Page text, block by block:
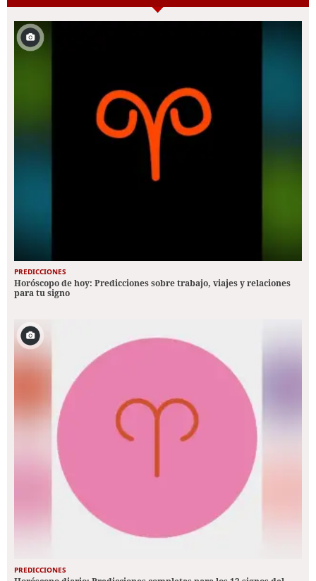
PREDICCIONES
Horóscopo de hoy: Predicciones sobre trabajo, viajes y relaciones
para tu signo
PREDICCIONES